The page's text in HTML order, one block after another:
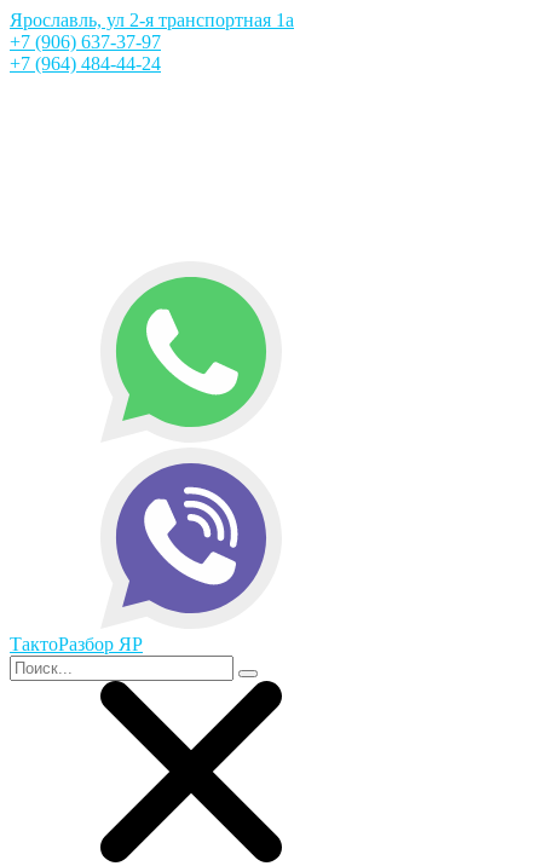
Ярославль, ул 2-я транспортная 1а
+7 (906) 637-37-97
+7 (964) 484-44-24
ТактоРазбор ЯР